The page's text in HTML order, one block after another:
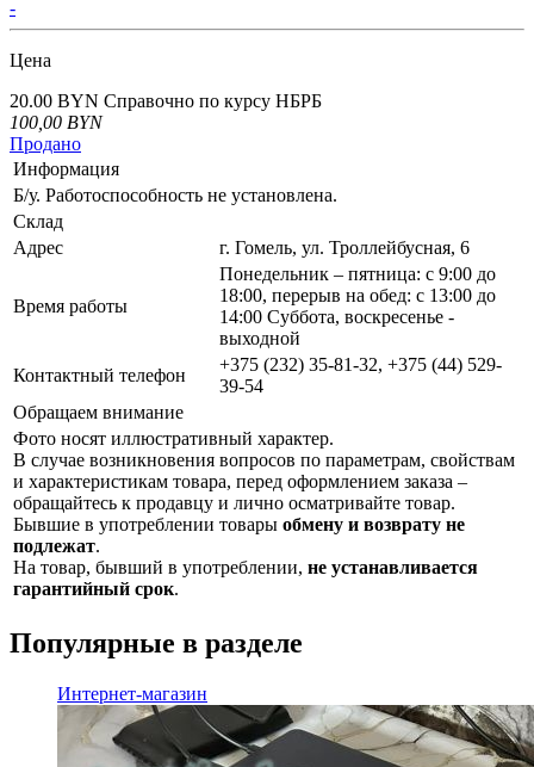
-
Цена
20.00 BYN Справочно по курсу НБРБ
100,00 BYN
Продано
Информация
Б/у. Работоспособность не установлена.
Склад
Адрес
г. Гомель, ул. Троллейбусная, 6
Время работы
Понедельник – пятница: с 9:00 до
18:00, перерыв на обед: с 13:00 до
14:00 Суббота, воскресенье -
выходной
Контактный телефон
+375 (232) 35-81-32, +375 (44) 529-
39-54
Обращаем внимание
Фото носят иллюстративный характер.
В случае возникновения вопросов по параметрам, свойствам
и характеристикам товара, перед оформлением заказа –
обращайтесь к продавцу и лично осматривайте товар.
Бывшие в употреблении товары обмену и возврату не
подлежат.
На товар, бывший в употреблении, не устанавливается
гарантийный срок.
Популярные в разделе
Интернет-магазин